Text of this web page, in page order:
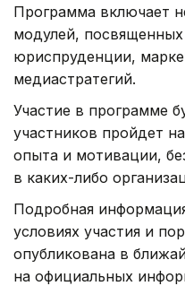
Программа включает
модулей,
юриспруденции,
медиастратегий.
Участие в программе
участников пройдет
опыта и мотивации,
в каких-либо
Подробная
условиях участия и
опубликована в
на официальных